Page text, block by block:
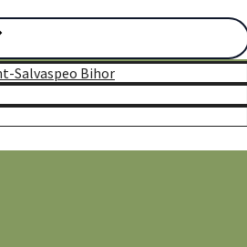
Salvaspeo Bihor